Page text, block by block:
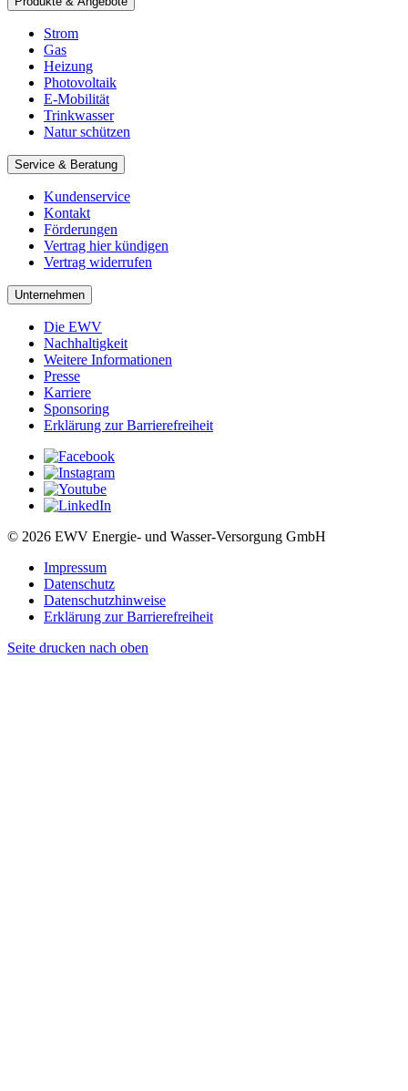
Strom
Gas
Heizung
Photovoltaik
E-Mobilität
Trinkwasser
Natur schützen
Service & Beratung
Kundenservice
Kontakt
Förderungen
Vertrag hier kündigen
Vertrag widerrufen
Unternehmen
Die EWV
Nachhaltigkeit
Weitere Informationen
Presse
Karriere
Sponsoring
Erklärung zur Barrierefreiheit
© 2026 EWV Energie- und Wasser-Versorgung GmbH
Impressum
Datenschutz
Datenschutzhinweise
Erklärung zur Barrierefreiheit
Seite drucken nach oben